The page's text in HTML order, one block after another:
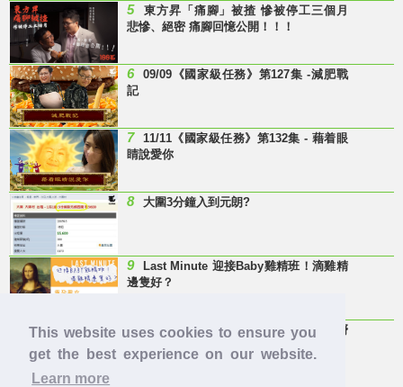
This website uses cookies to ensure you
get the best experience on our website.
Learn more
5
東方昇「痛腳」被揸 慘被停工三個月
悲慘、絕密 痛腳回憶公開！！！
6
09/09《國家級任務》第127集 -減肥戰
記
7
11/11《國家級任務》第132集 - 藉着眼
睛說愛你
8 大圍3分鐘入到元朗?
9
Last Minute 迎接Baby雞精班！滴雞精
邊隻好？
10
【童年回憶】 有冇人記得呢兩隻嘢